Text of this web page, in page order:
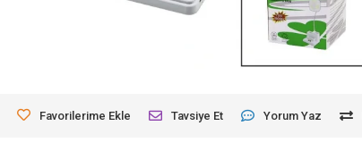
Favorilerime Ekle Tavsiye Et Yorum Yaz